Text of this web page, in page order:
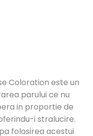
Coloration este un
parului ce nu
in proportie de
i stralucire.
folosirea acestui